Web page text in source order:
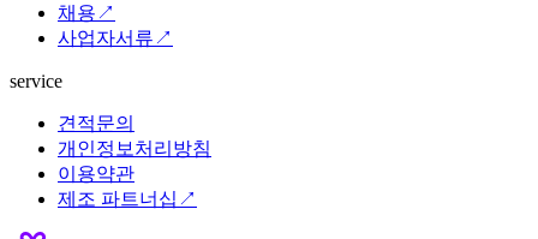
채용↗
사업자서류↗
service
견적문의
개인정보처리방침
이용약관
제조 파트너십↗